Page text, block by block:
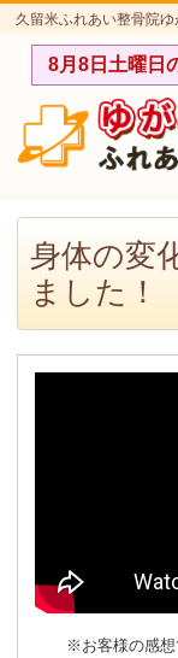
久留米ふれあい整骨院
8月8日土曜日
身体の変
ました！
※お客様の感想